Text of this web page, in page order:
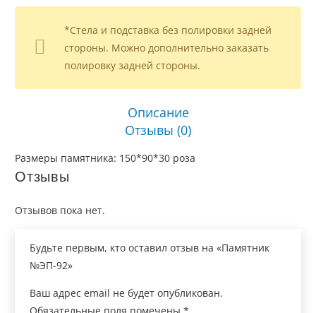
*Стела и подставка без полировки задней
стороны. Можно дополнительно заказать
полировку задней стороны.
Описание
Отзывы (0)
Размеры памятника: 150*90*30 роза
Отзывы
Отзывов пока нет.
Будьте первым, кто оставил отзыв на «Памятник
№ЭП-92»
Ваш адрес email не будет опубликован.